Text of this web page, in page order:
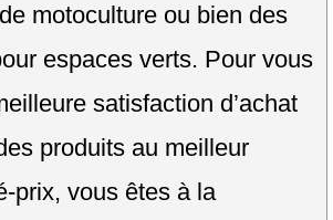
motoculture ou bien des
espaces verts. Pour vous
satisfaction d’achat
produits au meilleur
prix, vous êtes à la